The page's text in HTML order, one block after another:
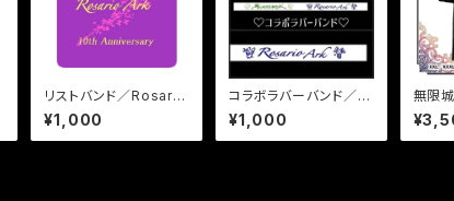
リストバンド／Rosario
Ark
¥1,000
コラボラバーバンド／R
osario Ark
¥1,000
無限
シャツ